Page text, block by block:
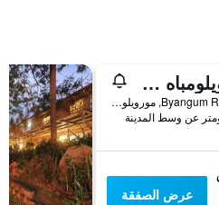
مورويلومباه موتور إن
17 Byangum Road, مورويلومبا, NSW, أستراليا
عرض الصفقة